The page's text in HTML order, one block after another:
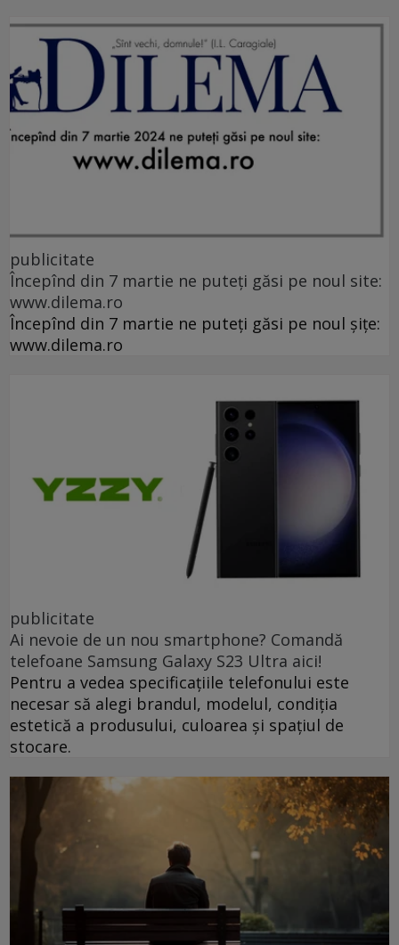
publicitate
Începînd din 7 martie ne puteți găsi pe noul site:
www.dilema.ro
Începînd din 7 martie ne puteți găsi pe noul șițe:
www.dilema.ro
publicitate
Ai nevoie de un nou smartphone? Comandă
telefoane Samsung Galaxy S23 Ultra aici!
Pentru a vedea specificațiile telefonului este
necesar să alegi brandul, modelul, condiția
estetică a produsului, culoarea și spațiul de
stocare.